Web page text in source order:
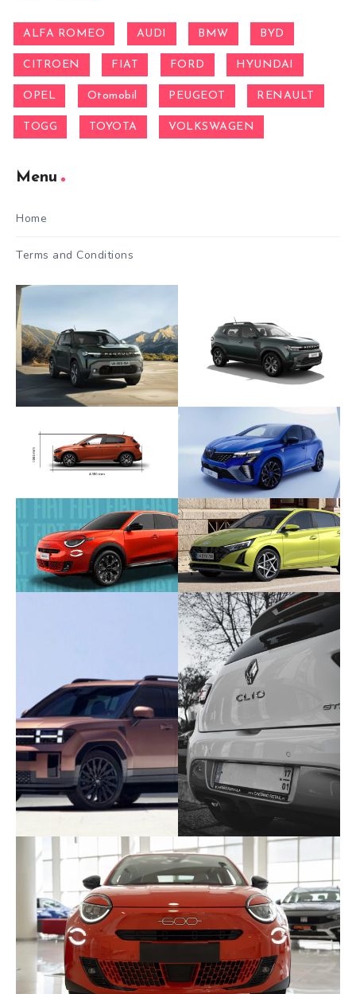
ALFA ROMEO AUDI BMW BYD
CITROEN FIAT FORD HYUNDAI
OPEL Otomobil PEUGEOT RENAULT
TOGG TOYOTA VOLKSWAGEN
Menu
Home
Terms and Conditions